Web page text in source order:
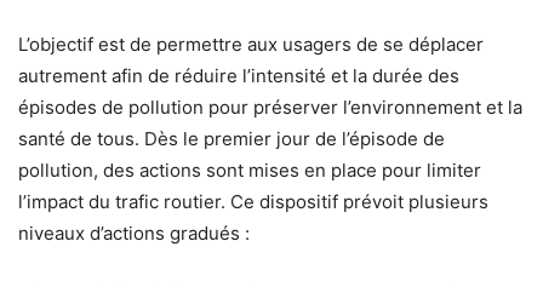
L’objectif est de permettre aux usagers de se déplacer
autrement afin de réduire l’intensité et la durée des
épisodes de pollution pour préserver l’environnement et la
santé de tous. Dès le premier jour de l’épisode de
pollution, des actions sont mises en place pour limiter
l’impact du trafic routier. Ce dispositif prévoit plusieurs
niveaux d’actions gradués :